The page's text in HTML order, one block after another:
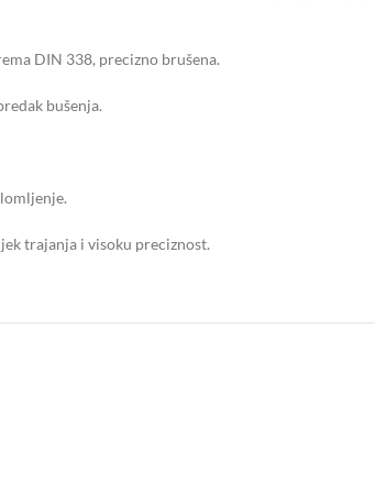
DIN 338, precizno brušena.
bušenja.
trajanja i visoku preciznost.